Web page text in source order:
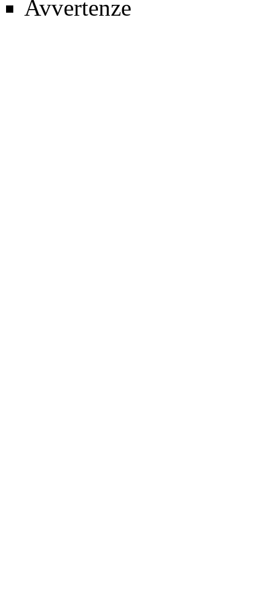
Avvertenze